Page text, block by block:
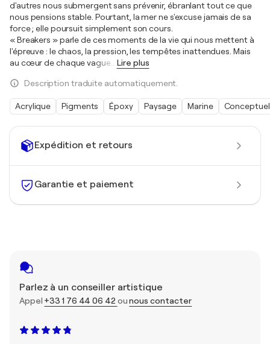
Expédition et retours
Garantie et paiement
Parlez à un conseiller artistique
Appel +33 1 76 44 06 42 ounous contacter
d'autres nous submergent sans prévenir, ébranlant tout ce que
nous pensions stable. Pourtant, la mer ne s'excuse jamais de sa
force ; elle poursuit simplement son cours.
« Breakers » parle de ces moments de la vie qui nous mettent à
l'épreuve : le chaos, la pression, les tempêtes inattendues. Mais
au cœur de chaque vague
Lire plus
Description traduite automatiquement.
Acrylique Pigments Époxy Paysage Marine Conceptuel